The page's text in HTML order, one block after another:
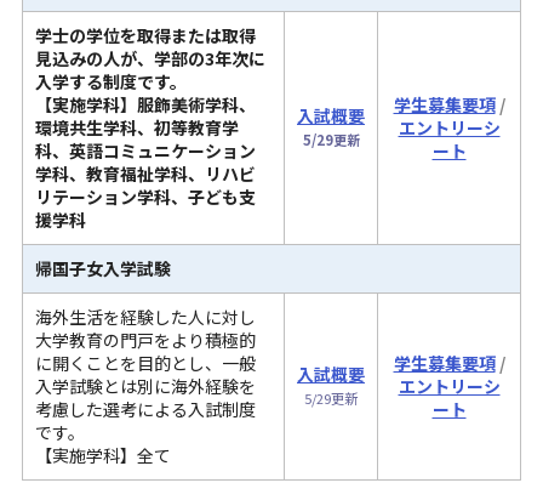
学士の学位を取得または取得
見込みの人が、学部の3年次に
入学する制度です。
【実施学科】服飾美術学科、
環境共生学科、初等教育学
科、英語コミュニケーション
学科、教育福祉学科、リハビ
リテーション学科、子ども支
援学科
入試概要
5/29更新
学生募集要項/
エントリーシ
ート
帰国子女入学試験
海外生活を経験した人に対し
大学教育の門戸をより積極的
に開くことを目的とし、一般
入学試験とは別に海外経験を
考慮した選考による入試制度
です。
【実施学科】全て
入試概要
5/29更新
学生募集要項/
エントリーシ
ート